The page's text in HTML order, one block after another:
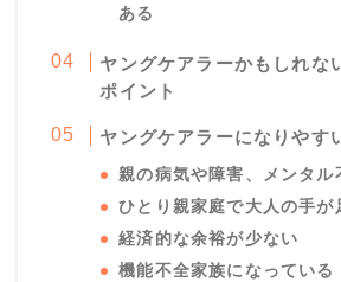
ある
ヤングケアラーかもしれな
ポイント
ヤングケアラーになりやす
親の病気や障害、メンタル
ひとり親家庭で大人の手が
経済的な余裕が少ない
機能不全家族になっている